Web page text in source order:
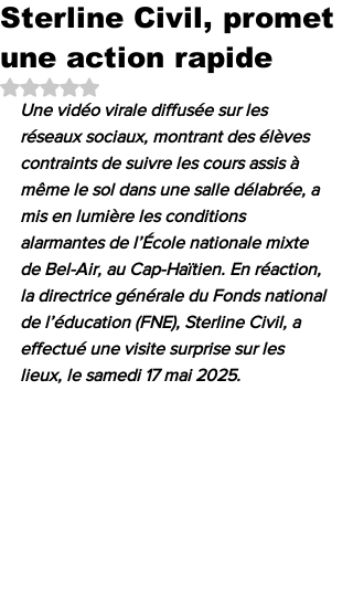
Sterline Civil, promet
une action rapide
Noté NaN étoiles sur 5.
Une vidéo virale diffusée sur les
réseaux sociaux, montrant des élèves
contraints de suivre les cours assis à
même le sol dans une salle délabrée, a
mis en lumière les conditions
alarmantes de l’École nationale mixte
de Bel-Air, au Cap-Haïtien. En réaction,
la directrice générale du Fonds national
de l’éducation (FNE), Sterline Civil, a
effectué une visite surprise sur les
lieux, le samedi 17 mai 2025.